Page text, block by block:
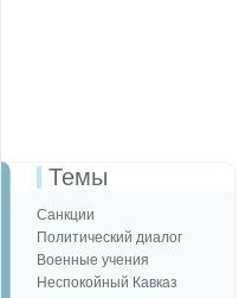
Темы
Санкции
Политический диалог
Военные учения
Неспокойный Кавказ